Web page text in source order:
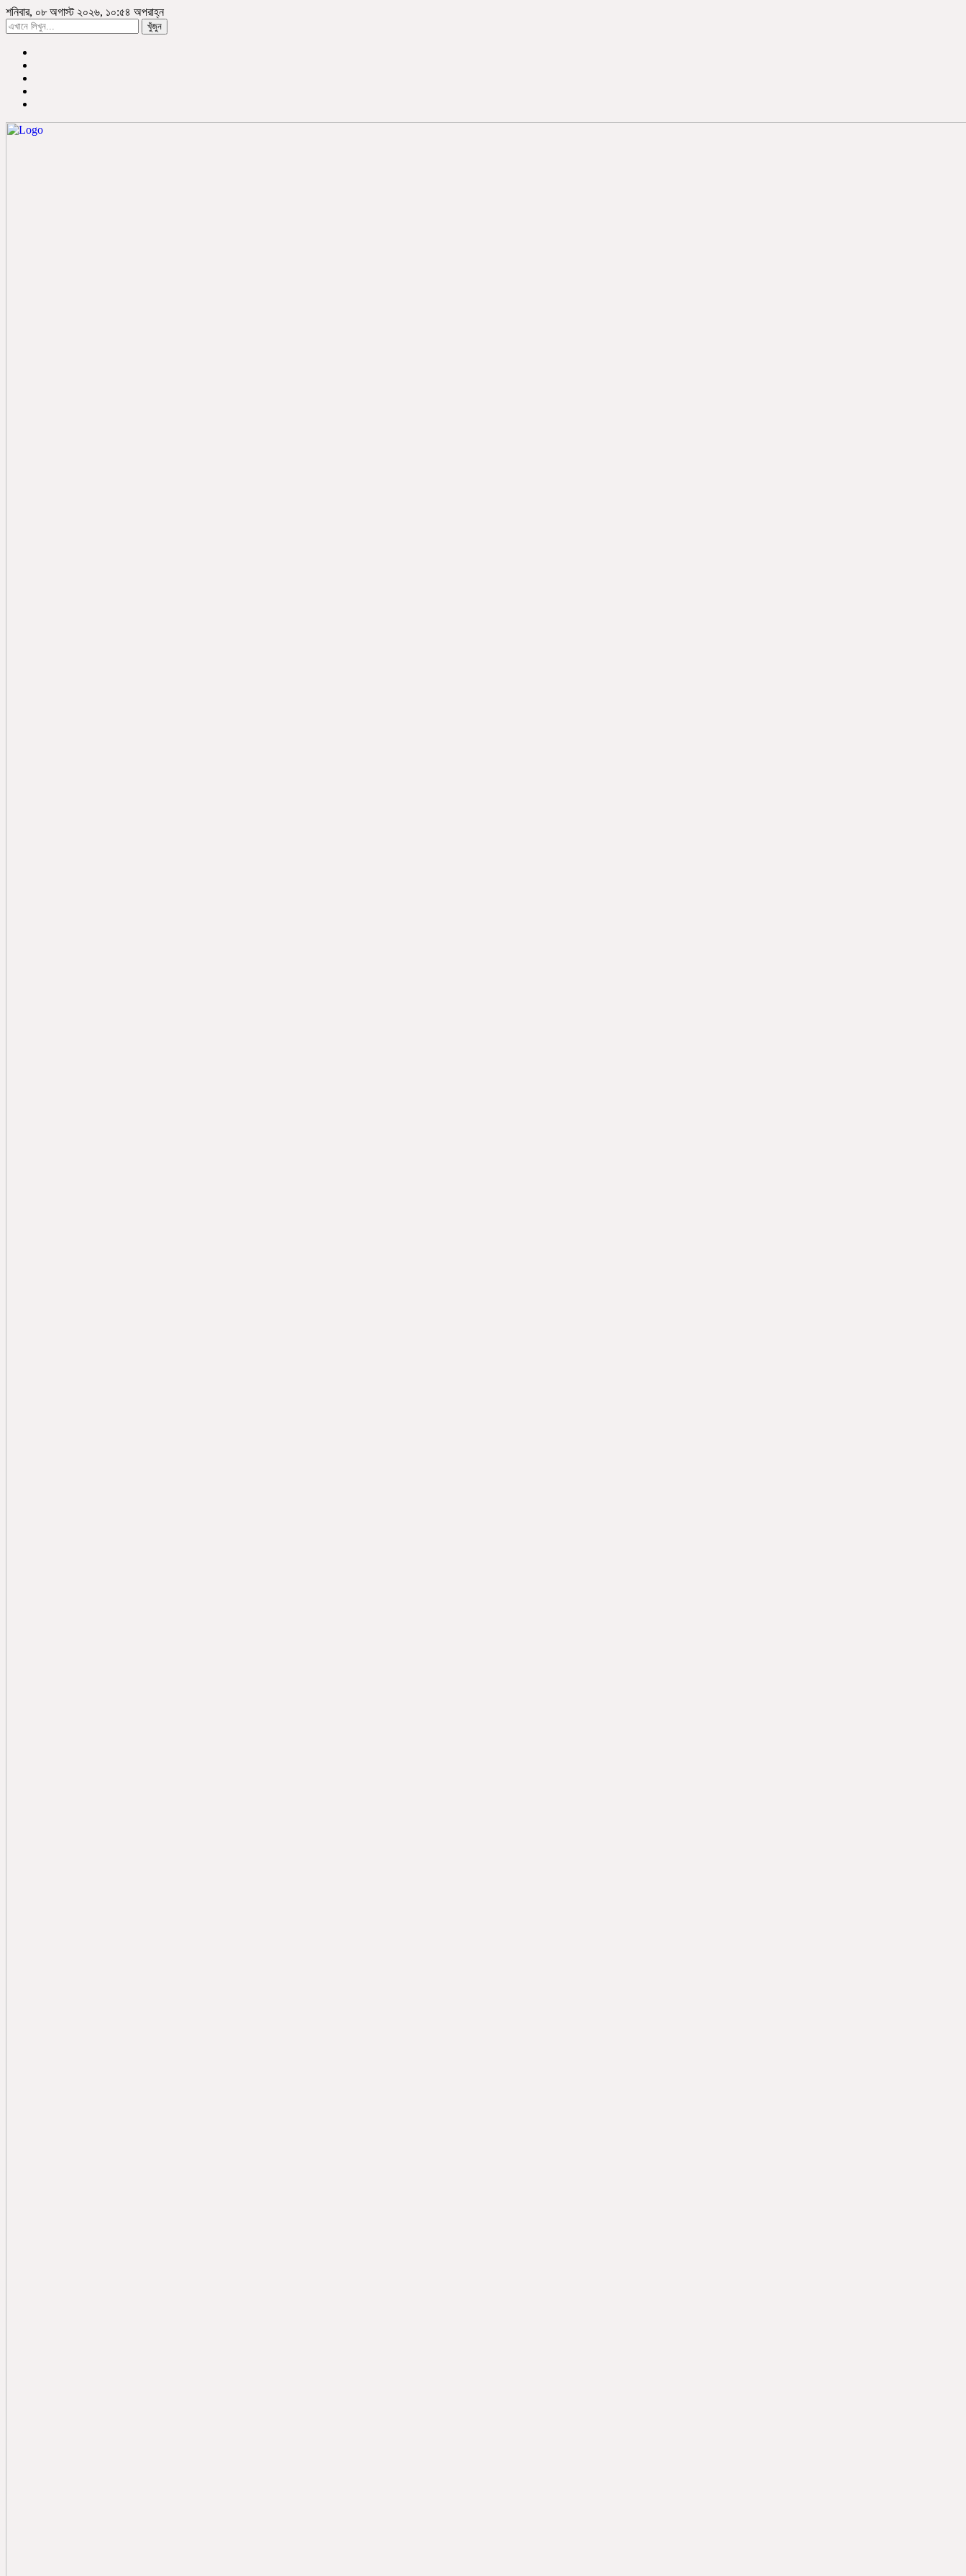
শনিবার, ০৮ অগাস্ট ২০২৬, ১০:৫৪ অপরাহ্ন
খুঁজুন